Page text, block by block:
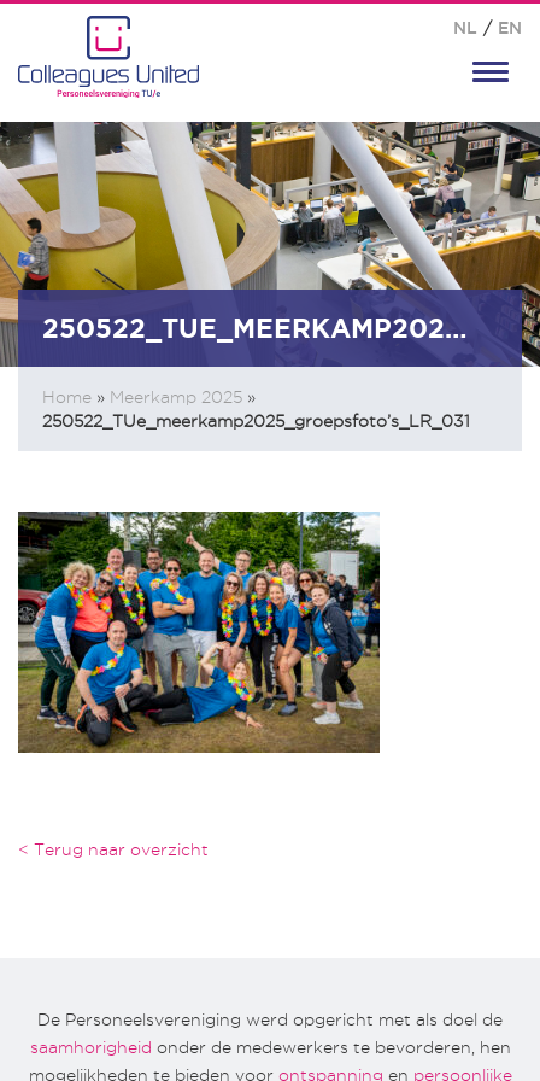
NL / EN
250522_TUE_MEERKAMP2025_GROEPSFOTO’S_LR_031
Home » Meerkamp 2025 »
250522_TUe_meerkamp2025_groepsfoto’s_LR_031
< Terug naar overzicht
De Personeelsvereniging werd opgericht met als doel de
saamhorigheid onder de medewerkers te bevorderen, hen
mogelijkheden te bieden voor ontspanning en persoonlijke